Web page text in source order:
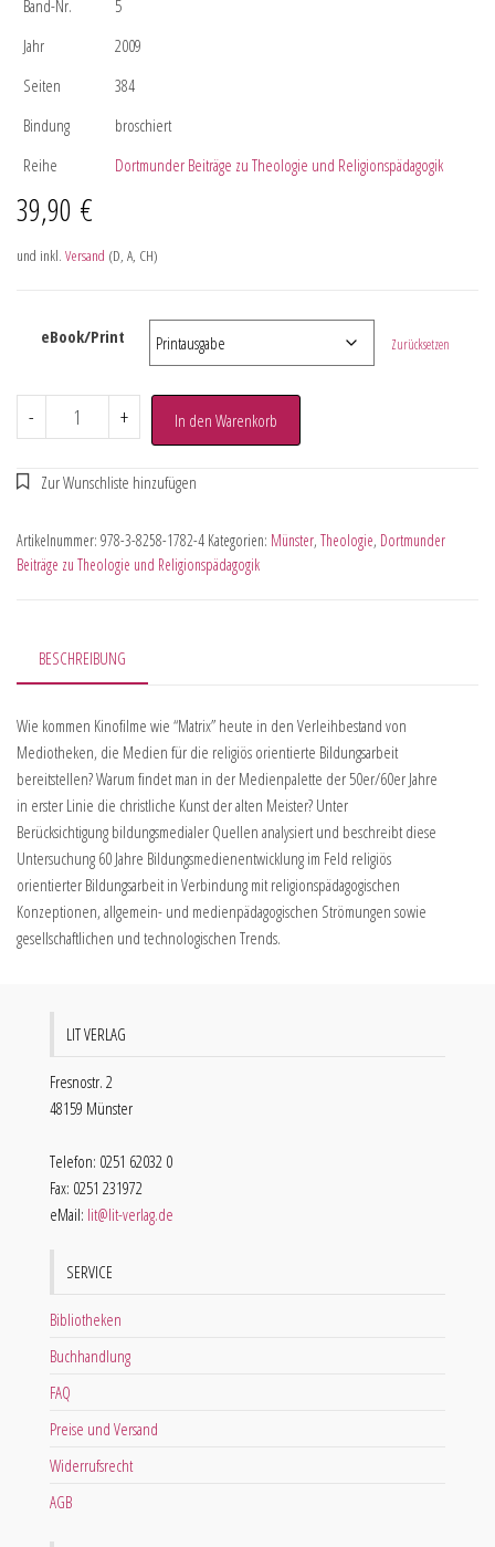
Band-Nr.
5
Jahr
2009
Seiten
384
Bindung
broschiert
Reihe
Dortmunder Beiträge zu Theologie und Religionspädagogik
39,90 €
und inkl. Versand (D, A, CH)
eBook/Print Zurücksetzen
- + In den Warenkorb
Artikelnummer: 978-3-8258-1782-4 Kategorien: Münster, Theologie, Dortmunder
Beiträge zu Theologie und Religionspädagogik
BESCHREIBUNG
Wie kommen Kinofilme wie “Matrix” heute in den Verleihbestand von
Mediotheken, die Medien für die religiös orientierte Bildungsarbeit
bereitstellen? Warum findet man in der Medienpalette der 50er/60er Jahre
in erster Linie die christliche Kunst der alten Meister? Unter
Berücksichtigung bildungsmedialer Quellen analysiert und beschreibt diese
Untersuchung 60 Jahre Bildungsmedienentwicklung im Feld religiös
orientierter Bildungsarbeit in Verbindung mit religionspädagogischen
Konzeptionen, allgemein- und medienpädagogischen Strömungen sowie
gesellschaftlichen und technologischen Trends.
LIT VERLAG
Fresnostr. 2
48159 Münster
Telefon: 0251 62032 0
Fax: 0251 231972
eMail: lit@lit-verlag.de
SERVICE
Bibliotheken
Buchhandlung
FAQ
Preise und Versand
Widerrufsrecht
AGB